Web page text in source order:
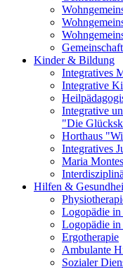
Kinder & Bildung
Integratives
Integrative
Integrative
"Die
Horthaus
Integratives
Maria
Hilfen &
Logopädie in
Logopädie in
Ergotherapie
Ambulante
Sozialer